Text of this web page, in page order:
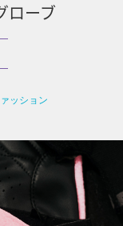
ローブ
ッション